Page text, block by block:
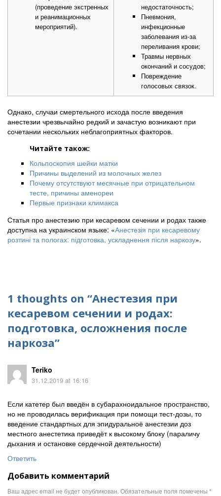
(проведение экстренных
и реанимационных
мероприятий).
недостаточность;
Пневмония,
инфекционные
заболевания из-за
переливания крови;
Травмы нервных
окончаний и сосудов;
Повреждение
голосовых связок.
Однако, случаи смертельного исхода после введения
анестезии чрезвычайно редкий и зачастую возникают при
сочетании нескольких неблагоприятных факторов.
Читайте також:
Кольпоскопия шейки матки
Причины выделений из молочных желез
Почему отсутствуют месячные при отрицательном
тесте, причины аменореи
Первые признаки климакса
Статья про анестезию при кесаревом сечении и родах также
доступна на украинском языке: «Анестезія при кесаревому
розтині та пологах: підготовка, ускладнення після наркозу».
1 thoughts on “Анестезия при
кесаревом сечении и родах:
подготовка, осложнения после
наркоза”
Teriko
31.12.2019 at 16:16
Если катетер был введён в субарахноидальное пространство,
но не проводилась верификация при помощи тест-дозы, то
введение стандартных для эпидуральноё анестезии доз
местного анестетика приведёт к высокому блоку (параличу
дыхания и остановке сердечной деятельности)
Ответить
Добавить комментарий
Ваш адрес email не будет опубликован.Обязательные поля помечены *